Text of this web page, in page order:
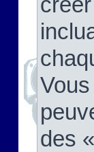
des